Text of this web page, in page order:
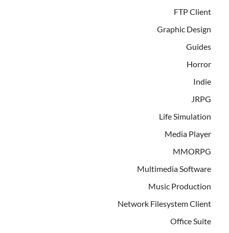
FTP Client
Graphic Design
Guides
Horror
Indie
JRPG
Life Simulation
Media Player
MMORPG
Multimedia Software
Music Production
Network Filesystem Client
Office Suite